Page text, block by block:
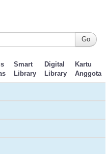
Smart
Library
Digital
Library
Kartu
Anggota